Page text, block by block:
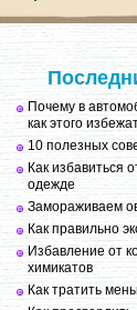
Почему в
как этого
10 полезных
Как избавиться
одежде
Замораживаем
Как правильно
Избавление от
химикатов
Как тратить